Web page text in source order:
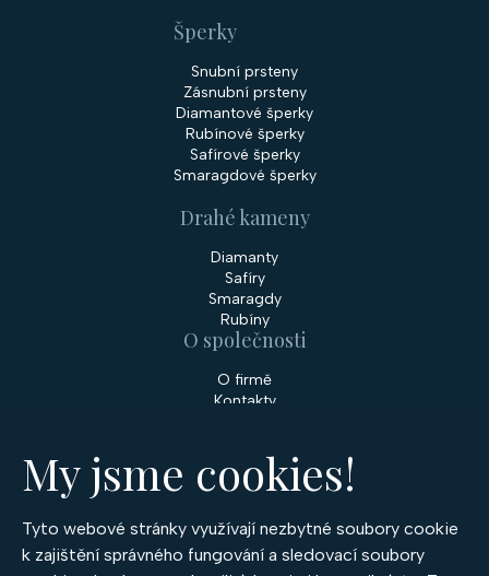
My jsme cookies!
Tyto webové stránky využívají nezbytné soubory cookie
k zajištění správného fungování a sledovací soubory
Šperky
Snubní prsteny
Zásnubní prsteny
Diamantové šperky
Rubínové šperky
Safírové šperky
Smaragdové šperky
Drahé kameny
Diamanty
Safíry
Smaragdy
Rubíny
O společnosti
O firmě
Kontakty
Služby
Zakázková výroba šperků
Nakupování